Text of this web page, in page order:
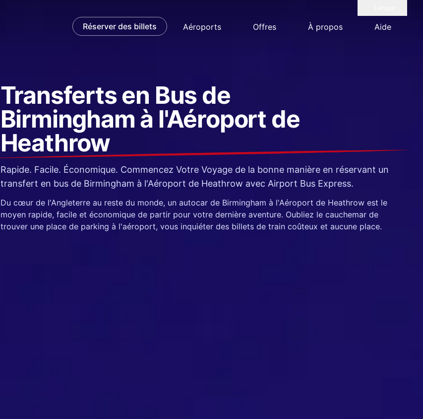
Réserver des billets Aéroports Offres À propos Aide
Transferts en Bus de
Birmingham à l'Aéroport de
Heathrow
Rapide. Facile. Économique. Commencez Votre Voyage de la bonne manière en réservant un
transfert en bus de Birmingham à l'Aéroport de Heathrow avec Airport Bus Express.
Du cœur de l'Angleterre au reste du monde, un autocar de Birmingham à l'Aéroport de Heathrow est le
moyen rapide, facile et économique de partir pour votre dernière aventure. Oubliez le cauchemar de
trouver une place de parking à l'aéroport, vous inquiéter des billets de train coûteux et aucune place.